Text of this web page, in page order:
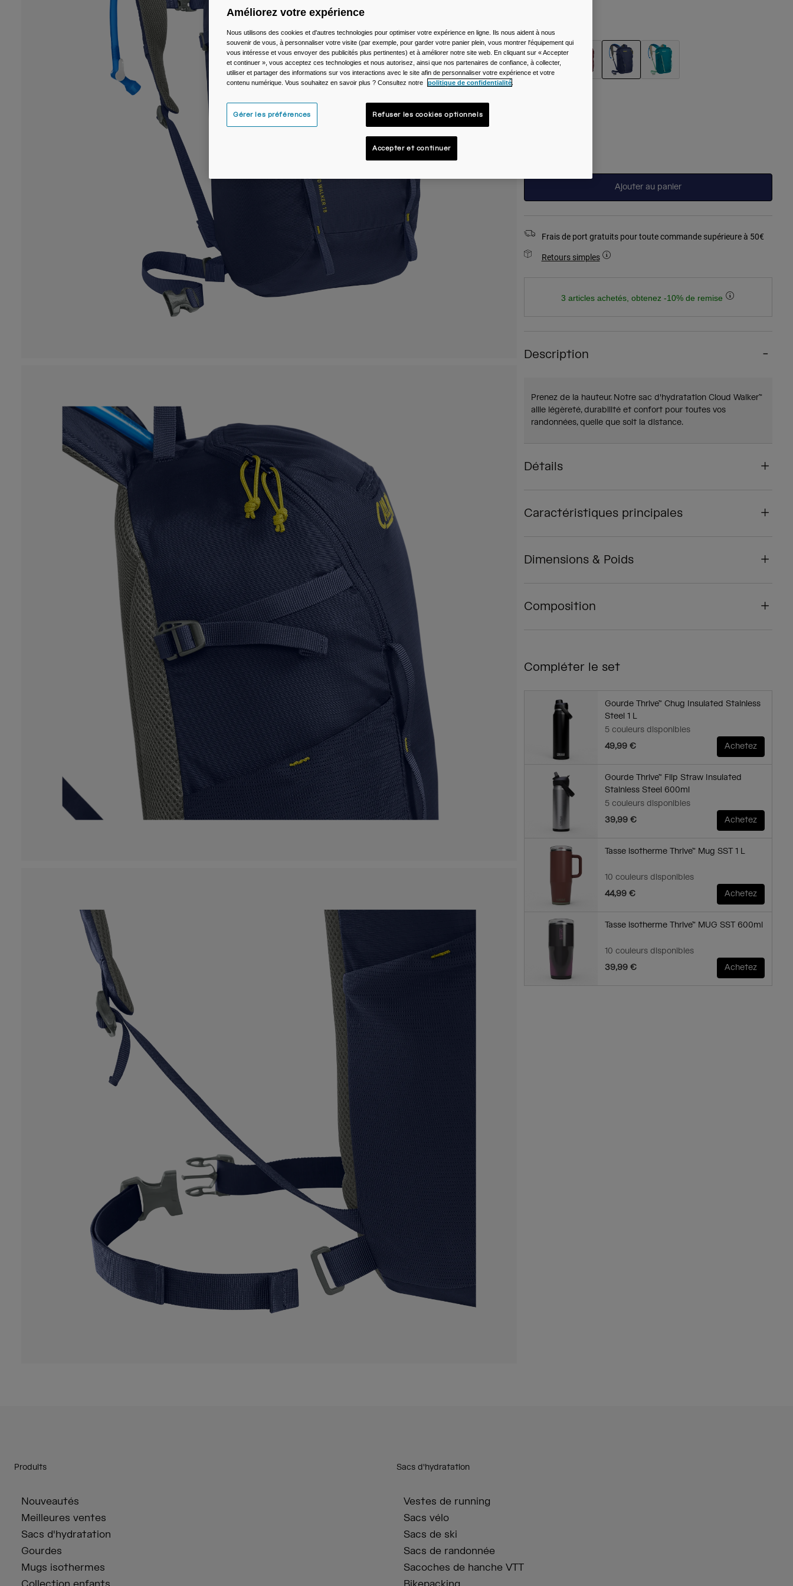
Ajouter au panier
Frais de port gratuits pour toute commande supérieure à 50€
Retours simples
3 articles achetés, obtenez -10% de remise
Description
Prenez de la hauteur. Notre sac d'hydratation Cloud Walker™
allie légèreté, durabilité et confort pour toutes vos
randonnées, quelle que soit la distance.
Détails
Caractéristiques principales
Dimensions & Poids
Composition
Compléter le set
Gourde Thrive™ Chug Insulated Stainless
Steel 1 L
5 couleurs disponibles
49,99 €
Achetez
Gourde Thrive™ Flip Straw Insulated
Stainless Steel 600ml
5 couleurs disponibles
39,99 €
Achetez
Tasse isotherme Thrive™ Mug SST 1 L
10 couleurs disponibles
44,99 €
Achetez
Tasse isotherme Thrive™ MUG SST 600ml
10 couleurs disponibles
39,99 €
Achetez
Produits
Nouveautés
Meilleures ventes
Sacs d'hydratation
Gourdes
Mugs isothermes
Sacs d'hydratation
Vestes de running
Sacs vélo
Sacs de ski
Sacs de randonnée
Sacoches de hanche VTT
Améliorez votre expérience
Nous utilisons des cookies et d'autres technologies pour optimiser votre expérience en ligne. Ils nous aident à nous
souvenir de vous, à personnaliser votre visite (par exemple, pour garder votre panier plein, vous montrer l'équipement qui
vous intéresse et vous envoyer des publicités plus pertinentes) et à améliorer notre site web. En cliquant sur « Accepter
et continuer », vous acceptez ces technologies et nous autorisez, ainsi que nos partenaires de confiance, à collecter,
utiliser et partager des informations sur vos interactions avec le site afin de personnaliser votre expérience et votre
contenu numérique. Vous souhaitez en savoir plus ? Consultez notre
politique de confidentialité
Gérer les préférences Refuser les cookies optionnels
Accepter et continuer